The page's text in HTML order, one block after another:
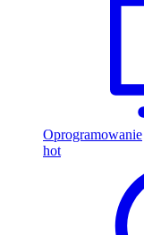
Oprogramowanie
hot